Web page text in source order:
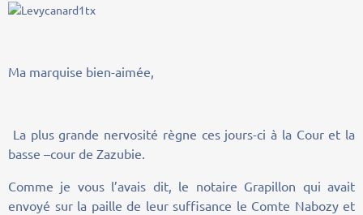
Ma marquise bien-aimée,
La plus grande nervosité règne ces jours-ci à la Cour et la
basse –cour de Zazubie.
Comme je vous l’avais dit, le notaire Grapillon qui avait
envoyé sur la paille de leur suffisance le Comte Nabozy et